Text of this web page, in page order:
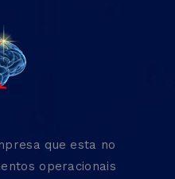
que esta no
operacionais